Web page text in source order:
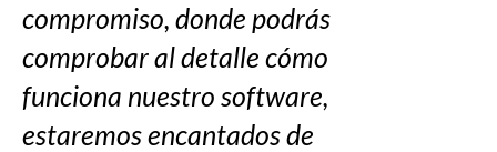
compromiso, donde podrás
comprobar al detalle cómo
funciona nuestro software,
estaremos encantados de